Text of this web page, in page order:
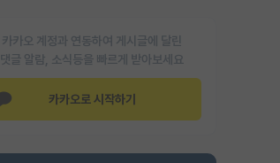
카카오 계정과 연동하여 게시글에 달린
댓글 알람, 소식등을 빠르게 받아보세요
카카오로 시작하기